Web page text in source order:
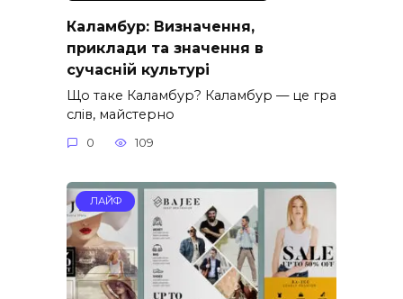
Каламбур: Визначення,
приклади та значення в
сучасній культурі
Що таке Каламбур? Каламбур — це гра
слів, майстерно
0 109
ЛАЙФ